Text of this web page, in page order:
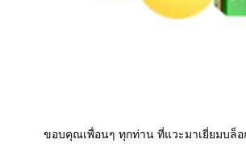
ขอบคุณเพื่อนๆ ทุกท่าน ที่แวะมาเยี่ยมบล็